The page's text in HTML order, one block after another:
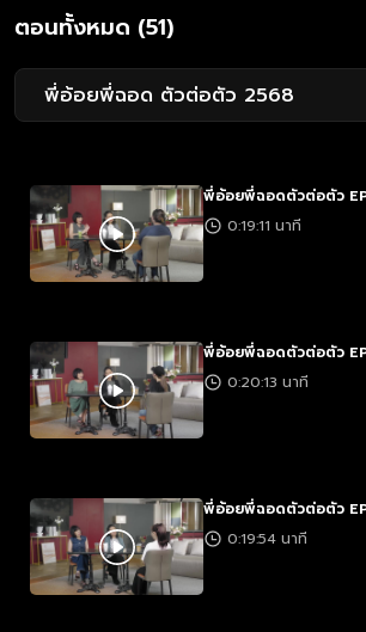
ตอนทั้งหมด (51)
พี่อ้อยพี่ฉอด ตัวต่อตัว 2568
พี่อ้อยพี่ฉอดตัวต่อตัว
0:19:11 นาที
พี่อ้อยพี่ฉอดตัวต่อตัว
0:20:13 นาที
พี่อ้อยพี่ฉอดตัวต่อตัว
0:19:54 นาที